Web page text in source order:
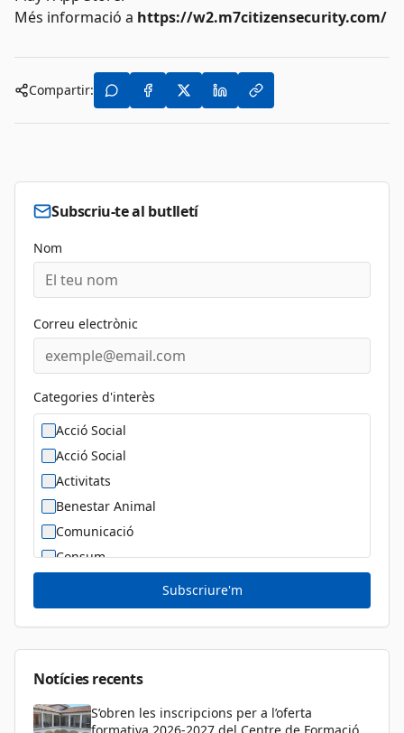
Més informació a https://w2.m7citizensecurity.com/
Compartir:
Subscriu-te al butlletí
Nom
Correu electrònic
Categories d'interès
Acció Social
Acció Social
Activitats
Benestar Animal
Comunicació
Consum
Diversitat Sexual i de Gènere
Dona
Subscriure'm
Notícies recents
S’obren les inscripcions per a l’oferta
formativa 2026-2027 del Centre de Formació